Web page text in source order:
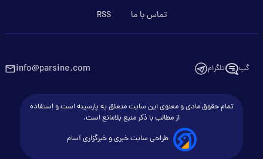
تماس با ما RSS
گپ تلگرام info@parsine.com
تمام حقوق مادی و معنوی این سایت متعلق به پارسینه است و استفاده
از مطالب با ذکر منبع بلامانع است.
طراحی سایت خبری و خبرگزاری آسام